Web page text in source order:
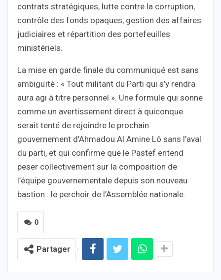
contrats stratégiques, lutte contre la corruption,
contrôle des fonds opaques, gestion des affaires
judiciaires et répartition des portefeuilles
ministériels.
La mise en garde finale du communiqué est sans
ambiguïté : « Tout militant du Parti qui s’y rendra
aura agi à titre personnel ». Une formule qui sonne
comme un avertissement direct à quiconque
serait tenté de rejoindre le prochain
gouvernement d’Ahmadou Al Amine Lô sans l’aval
du parti, et qui confirme que le Pastef entend
peser collectivement sur la composition de
l’équipe gouvernementale depuis son nouveau
bastion : le perchoir de l’Assemblée nationale.
0
Partager